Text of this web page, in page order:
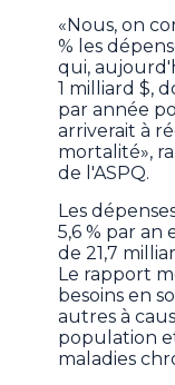
«Nous, on
% les
qui,
1 milliard $,
par année
arriverait à
mortalité»,
de l'ASPQ.
Les
5,6 % par an
de 21,7
Le rapport
besoins en
autres à
population
maladies